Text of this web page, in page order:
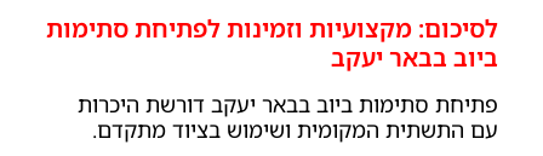
לסיכום: מקצועיות וזמינות לפתיחת סתימות
ביוב בבאר יעקב
פתיחת סתימות ביוב בבאר יעקב דורשת היכרות
עם התשתית המקומית ושימוש בציוד מתקדם.